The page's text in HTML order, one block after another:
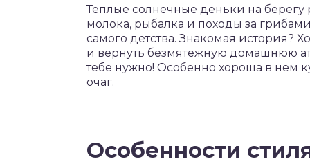
Теплые солнечные деньки на берегу
молока, рыбалка и походы за
самого детства. Знакомая история?
и вернуть безмятежную домашнюю
тебе нужно! Особенно хороша в нем
очаг.
Особенности